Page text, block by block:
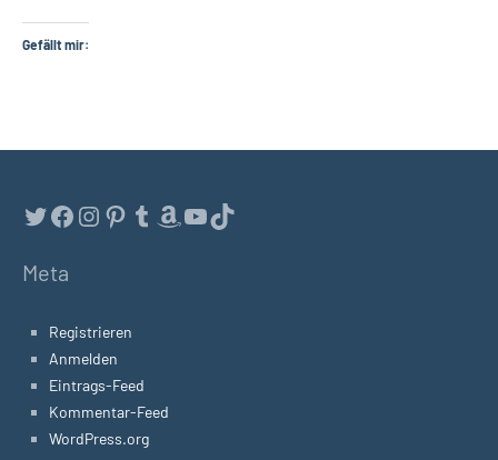
Gefällt mir:
Twitter
Facebook
Instagram
Pinterest
Tumblr
Amazon
YouTube
TikTok
Meta
Registrieren
Anmelden
Eintrags-Feed
Kommentar-Feed
WordPress.org